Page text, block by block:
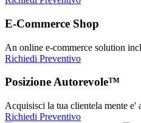
E-Commerce Shop
An online e-commerce solution
Richiedi Preventivo
Posizione Autorevole™
Acquisisci la tua clientela mente
Richiedi Preventivo